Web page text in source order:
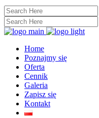
Home
Poznajmy się
Oferta
Cennik
Galeria
Zapisz się
Kontakt